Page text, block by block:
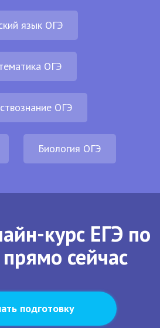
язык ОГЭ
ОГЭ
ОГЭ
Биология ОГЭ
курс ЕГЭ по
сейчас
подготовку